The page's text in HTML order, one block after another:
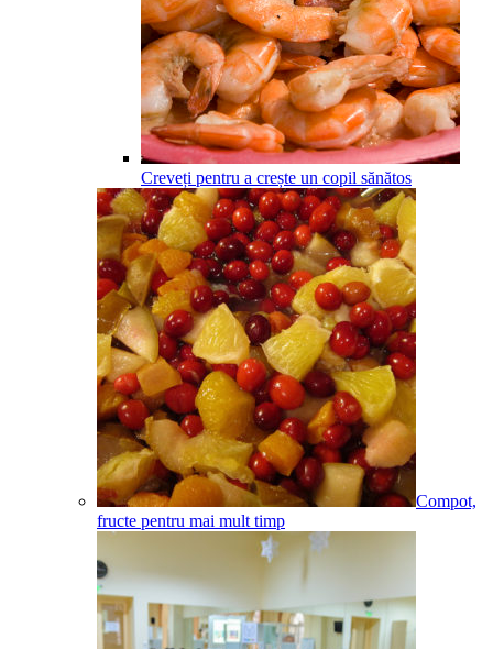
Creveți pentru a crește un copil sănătos
Compot,
fructe pentru mai mult timp